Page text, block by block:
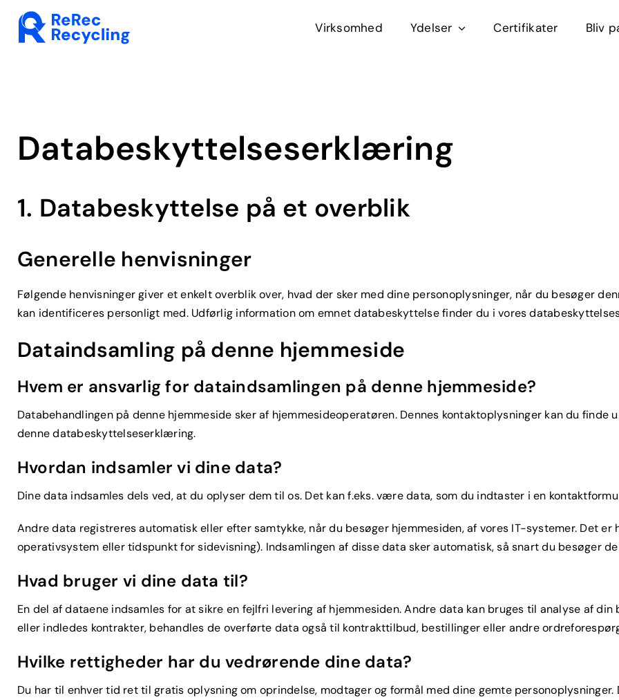
content
Virksomhed Ydelser Certifikater Bliv
Databeskyttelses­erklæring
1. Databeskyttelse på et overblik
Generelle henvisninger
Følgende henvisninger giver et enkelt overblik over, hvad der sker med dine personoplysninger, når du besøger
kan identificeres personligt med. Udførlig information om emnet databeskyttelse finder du i vores
Dataindsamling på denne hjemmeside
Hvem er ansvarlig for dataindsamlingen på denne hjemmeside?
Databehandlingen på denne hjemmeside sker af hjemmesideoperatøren. Dennes kontaktoplysninger kan du finde
denne databeskyttelseserklæring.
Hvordan indsamler vi dine data?
Dine data indsamles dels ved, at du oplyser dem til os. Det kan f.eks. være data, som du indtaster i en
Andre data registreres automatisk eller efter samtykke, når du besøger hjemmesiden, af vores IT-systemer. Det
operativsystem eller tidspunkt for sidevisning). Indsamlingen af disse data sker automatisk, så snart du besøger
Hvad bruger vi dine data til?
En del af dataene indsamles for at sikre en fejlfri levering af hjemmesiden. Andre data kan bruges til analyse af
eller indledes kontrakter, behandles de overførte data også til kontrakttilbud, bestillinger eller andre
Hvilke rettigheder har du vedrørende dine data?
Du har til enhver tid ret til gratis oplysning om oprindelse, modtager og formål med dine gemte